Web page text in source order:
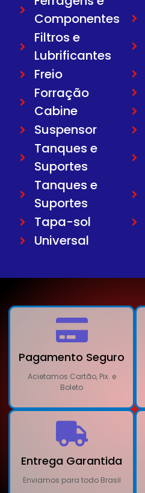
Componentes
Filtros e
Lubrificantes
Freio
Forração
Cabine
Suspensor
Tanques e
Suportes
Tanques e
Suportes
Tapa-sol
Universal
Pagamento Seguro
Acietamos Cartão, Pix. e
Boleto
Entrega Garantida
Enviamos para todo Brasil